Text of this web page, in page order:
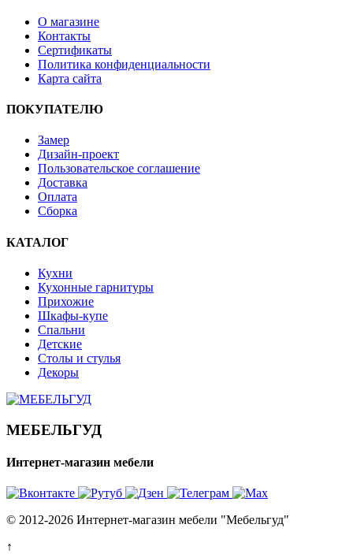
О магазине
Контакты
Сертификаты
Политика конфиденциальности
Карта сайта
ПОКУПАТЕЛЮ
Замер
Дизайн-проект
Пользовательское соглашение
Доставка
Оплата
Сборка
КАТАЛОГ
Кухни
Кухонные гарнитуры
Прихожие
Шкафы-купе
Спальни
Детские
Столы и стулья
Декоры
МЕБЕЛЬГУД
Интернет-магазин мебели
© 2012-2026 Интернет-магазин мебели "Мебельгуд"
↑